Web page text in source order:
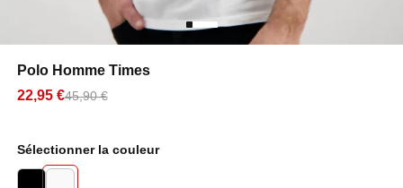
Polo Homme Times
22,95 €45,90 €
Sélectionner la couleur